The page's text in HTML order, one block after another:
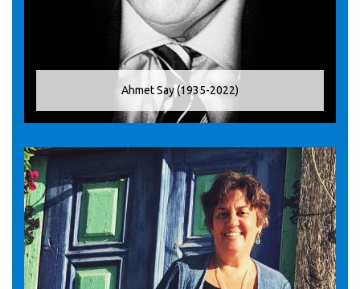
Ahmet Say (1935-2022)